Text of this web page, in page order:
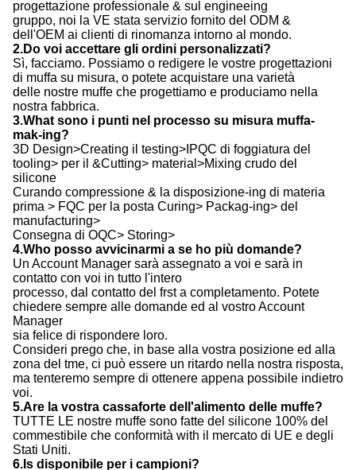
dell'OEM ai clienti di rinomanza intorno al mondo.
2.Do voi accettare gli ordini personalizzati?
Sì, facciamo. Possiamo o redigere le vostre progettazioni
di muffa su misura, o potete acquistare una varietà
delle nostre muffe che progettiamo e produciamo nella
nostra fabbrica.
3.What sono i punti nel processo su misura muffa-
mak-ing?
3D Design>Creating il testing>IPQC di foggiatura del
tooling> per il &Cutting> material>Mixing crudo del
silicone
Curando compressione & la disposizione-ing di materia
prima > FQC per la posta Curing> Packag-ing> del
manufacturing>
Consegna di OQC> Storing>
4.Who posso avvicinarmi a se ho più domande?
Un Account Manager sarà assegnato a voi e sarà in
contatto con voi in tutto l'intero
processo, dal contatto del frst a completamento. Potete
chiedere sempre alle domande ed al vostro Account
Manager
sia felice di rispondere loro.
Consideri prego che, in base alla vostra posizione ed alla
zona del tme, ci può essere un ritardo nella nostra risposta,
ma tenteremo sempre di ottenere appena possibile indietro
voi.
5.Are la vostra cassaforte dell'alimento delle muffe?
TUTTE LE nostre muffe sono fatte del silicone 100% del
commestibile che conformità with il mercato di UE e degli
Stati Uniti.
6.Is disponibile per i campioni?
Sì, naturalmente. il campione è libero e potete pagare il
costo del trasporto. quello sarebbe ragionevole.